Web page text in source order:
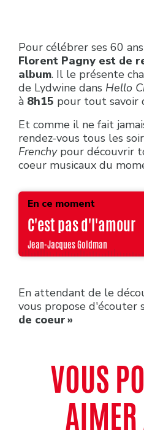
Pour célébrer ses 60
Florent Pagny est de
album. Il le présente
de Lydwine dans Hello
à 8h15 pour tout savoir
Et comme il ne fait
rendez-vous tous les
Frenchy pour découvrir
coeur musicaux du
En ce moment
C'est pas d'l'amour
Jean-Jacques Goldman
En attendant de le
vous propose d'écouter
de coeur »
VOUS